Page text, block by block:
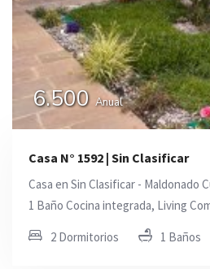
6.500 Anual
Casa N° 1592 | Sin Clasificar
Casa en Sin Clasificar - Maldonado
1 Baño Cocina integrada, Living
2 Dormitorios 1 Baños